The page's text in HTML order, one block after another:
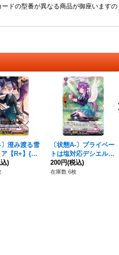
ドの型番が異なる商品が御座いますの
〕澄み渡る雪
【R+】{DZ
《リリカル
オ》
)
〔状態A-〕プライベー
トは塩対応デシエル
【R】{D-LBT01/051}
《リリカルモナステリ
200円(税込)
在庫数 6枚